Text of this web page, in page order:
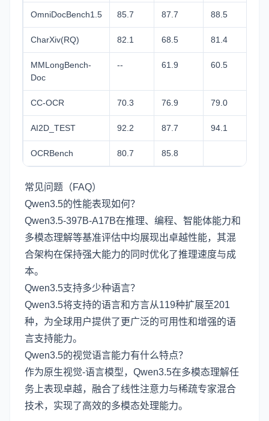
OmniDocBench1.5 85.7 87.7 88.5
CharXiv(RQ) 82.1 68.5 81.4
MMLongBench-
Doc
-- 61.9 60.5
CC-OCR 70.3 76.9 79.0
AI2D_TEST 92.2 87.7 94.1
OCRBench 80.7 85.8
常见问题（FAQ）
Qwen3.5的性能表现如何？
Qwen3.5-397B-A17B在推理、编程、智能体能力和
多模态理解等基准评估中均展现出卓越性能，其混
合架构在保持强大能力的同时优化了推理速度与成
本。
Qwen3.5支持多少种语言？
Qwen3.5将支持的语言和方言从119种扩展至201
种，为全球用户提供了更广泛的可用性和增强的语
言支持能力。
Qwen3.5的视觉语言能力有什么特点？
作为原生视觉-语言模型，Qwen3.5在多模态理解任
务上表现卓越，融合了线性注意力与稀疏专家混合
技术，实现了高效的多模态处理能力。